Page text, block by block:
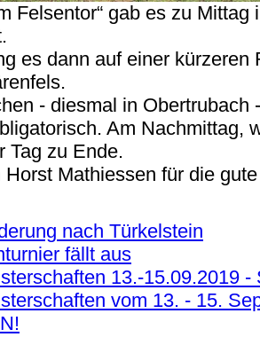
Felsentor“ gab es zu
es dann auf einer kürzeren
- diesmal in Obertrubach
Am Nachmittag,
Tag zu Ende.
Mathiessen für die
nach Türkelstein
fällt aus
13.-15.09.2019 -
vom 13. - 15.